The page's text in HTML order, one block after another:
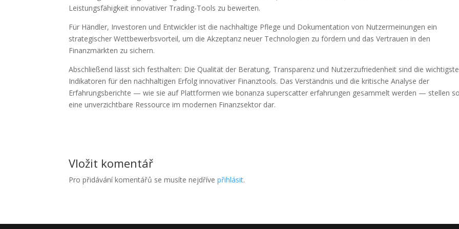
Leistungsfähigkeit innovativer Trading-Tools zu bewerten.
Für Händler, Investoren und Entwickler ist die nachhaltige Pflege und Dokumentation von Nutzermeinungen ein
strategischer Wettbewerbsvorteil, um die Akzeptanz neuer Technologien zu fördern und das Vertrauen in den
Finanzmärkten zu sichern.
Abschließend lässt sich festhalten: Die Qualität der Beratung, Transparenz und Nutzerzufriedenheit sind die
Indikatoren für den nachhaltigen Erfolg innovativer Finanztools. Das Verständnis und die kritische Analyse der
Erfahrungsberichte — wie sie auf Plattformen wie bonanza superscatter erfahrungen gesammelt werden — stellen
eine unverzichtbare Ressource im modernen Finanzsektor dar.
Vložit komentář
Pro přidávání komentářů se musíte nejdřívepřihlásit.